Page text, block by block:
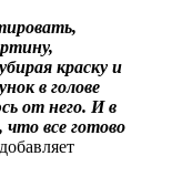
краску и
в голове
от него. И в
все готово